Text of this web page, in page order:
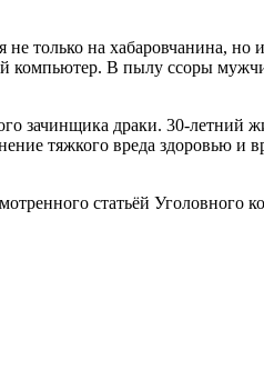
только на хабаровчанина, но
компьютер. В пылу ссоры
зачинщика драки. 30-летний
тяжкого вреда здоровью и
статьёй Уголовного